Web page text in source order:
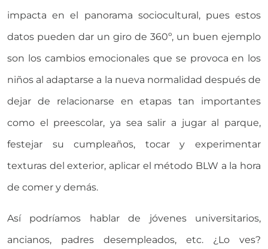
impacta en el panorama sociocultural, pues estos
datos pueden dar un giro de 360º, un buen ejemplo
son los cambios emocionales que se provoca en los
niños al adaptarse a la nueva normalidad después de
dejar de relacionarse en etapas tan importantes
como el preescolar, ya sea salir a jugar al parque,
festejar su cumpleaños, tocar y experimentar
texturas del exterior, aplicar el método BLW a la hora
de comer y demás.
Así podríamos hablar de jóvenes universitarios,
ancianos, padres desempleados, etc. ¿Lo ves?